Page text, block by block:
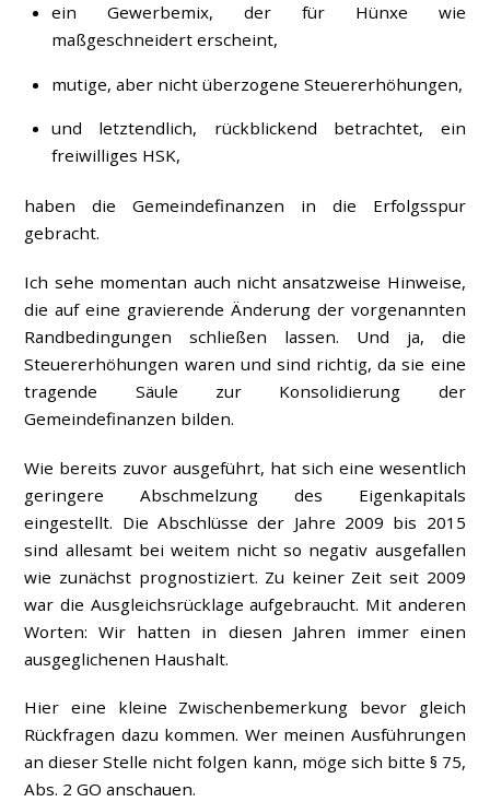
ein Gewerbemix, der für Hünxe wie
maßgeschneidert erscheint,
mutige, aber nicht überzogene Steuererhöhungen,
und letztendlich, rückblickend betrachtet, ein
freiwilliges HSK,
haben die Gemeindefinanzen in die Erfolgsspur
gebracht.
Ich sehe momentan auch nicht ansatzweise Hinweise,
die auf eine gravierende Änderung der vorgenannten
Randbedingungen schließen lassen. Und ja, die
Steuererhöhungen waren und sind richtig, da sie eine
tragende Säule zur Konsolidierung der
Gemeindefinanzen bilden.
Wie bereits zuvor ausgeführt, hat sich eine wesentlich
geringere Abschmelzung des Eigenkapitals
eingestellt. Die Abschlüsse der Jahre 2009 bis 2015
sind allesamt bei weitem nicht so negativ ausgefallen
wie zunächst prognostiziert. Zu keiner Zeit seit 2009
war die Ausgleichsrücklage aufgebraucht. Mit anderen
Worten: Wir hatten in diesen Jahren immer einen
ausgeglichenen Haushalt.
Hier eine kleine Zwischenbemerkung bevor gleich
Rückfragen dazu kommen. Wer meinen Ausführungen
an dieser Stelle nicht folgen kann, möge sich bitte § 75,
Abs. 2 GO anschauen.